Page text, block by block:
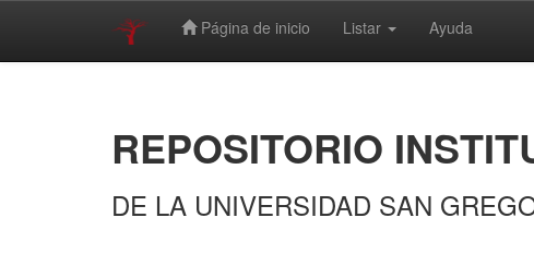
Página de inicio Listar Ayuda
REPOSITORIO
DE LA UNIVERSIDAD SAN